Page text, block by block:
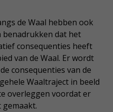
de Waal hebben ook
benadrukken dat het
consequenties heeft
van de Waal. Er wordt
consequenties van de
Waaltraject in beeld
overleggen voordat er